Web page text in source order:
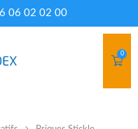
06 02 02 00
0